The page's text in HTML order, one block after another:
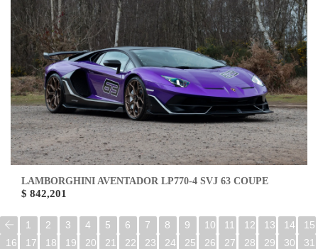
LAMBORGHINI AVENTADOR LP770-4 SVJ 63 COUPE
$ 842,201
1 2 3 4 5 6 7 8 9 10 11 12 13 14
15
16
17 18 19 20 21 22 23 24 25 26 27 28 29 30
31